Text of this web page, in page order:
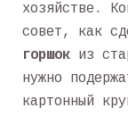
хозяйстве.
совет, как
горшок из
нужно
картонный